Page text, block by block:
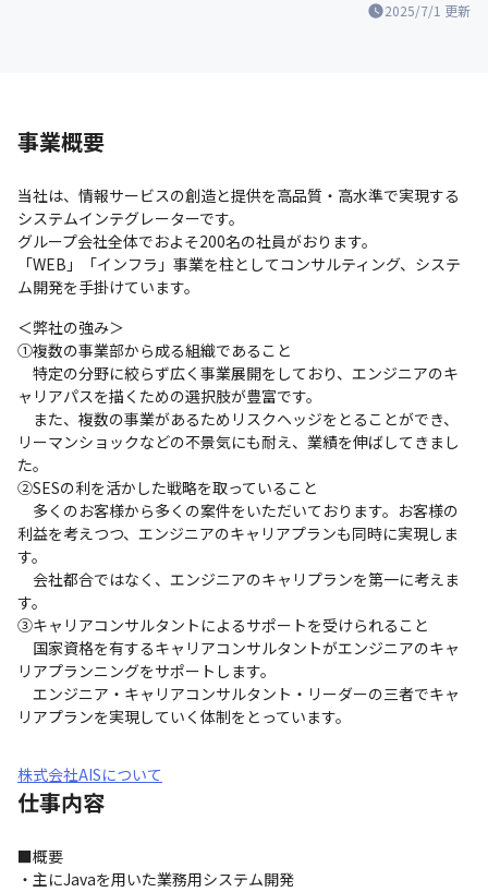
2025/7/1 更新
事業概要
当社は、情報サービスの創造と提供を高品質・高水準で実現する
システムインテグレーターです。
グループ会社全体でおよそ200名の社員がおります。
「WEB」「インフラ」事業を柱としてコンサルティング、システ
ム開発を手掛けています。
＜弊社の強み＞
①複数の事業部から成る組織であること
特定の分野に絞らず広く事業展開をしており、エンジニアのキ
ャリアパスを描くための選択肢が豊富です。
また、複数の事業があるためリスクヘッジをとることができ、
リーマンショックなどの不景気にも耐え、業績を伸ばしてきまし
た。
②SESの利を活かした戦略を取っていること
多くのお客様から多くの案件をいただいております。お客様の
利益を考えつつ、エンジニアのキャリアプランも同時に実現しま
す。
会社都合ではなく、エンジニアのキャリプランを第一に考えま
す。
③キャリアコンサルタントによるサポートを受けられること
国家資格を有するキャリアコンサルタントがエンジニアのキャ
リアプランニングをサポートします。
エンジニア・キャリアコンサルタント・リーダーの三者でキャ
リアプランを実現していく体制をとっています。
株式会社AISについて
仕事内容
■概要
・主にJavaを用いた業務用システム開発